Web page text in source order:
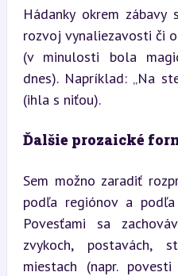
Hádanky okrem
rozvoj vynaliezavosti či
(v minulosti bola
dnes). Napríklad: „Na
(ihla s niťou).
Ďalšie prozaické
Sem možno zaradiť
podľa regiónov a
Povesťami sa
zvykoch, postavách,
miestach (napr.